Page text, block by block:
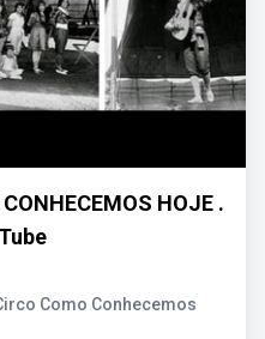
HOJE .
Como Conhecemos